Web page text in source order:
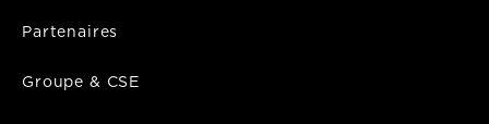
Partenaires
Groupe & CSE